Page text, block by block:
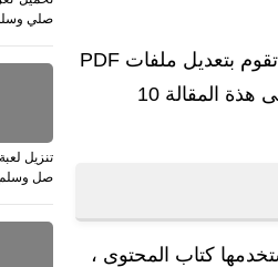
أذا كنت تعمل فى خدمة العملاء أو لديك متجر إلكتروني أو تستخدم الإنترنت بشكل يومي أو تقوم بتعديل ملفات PDF
توفر لك إضافات جوجل العديد من الخيارات الممتاز لزيادة سرعة عملك ، سوف نستعرض فى هذة المقالة 10
كتاب المحتوى ،
صلي وسلم
صل وسلم